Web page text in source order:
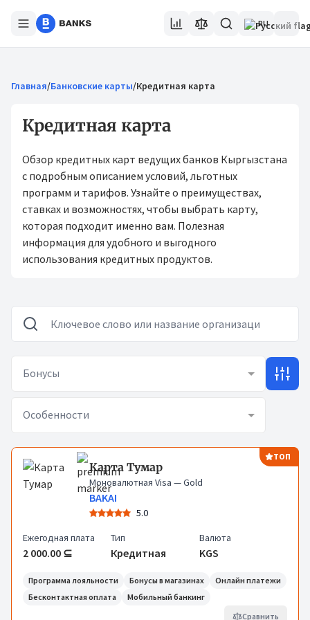
RU
Главная/Банковские карты/Кредитная карта
Кредитная карта
Обзор кредитных карт ведущих банков Кыргызстана
с подробным описанием условий, льготных
программ и тарифов. Узнайте о преимуществах,
ставках и возможностях, чтобы выбрать карту,
которая подходит именно вам. Полезная
информация для удобного и выгодного
использования кредитных продуктов.
Бонусы
Особенности
Карты ТОП
Карта Тумар
Моновалютная Visa — Gold
BAKAI
5.0
Ежегодная плата
2 000.00 ⊆
Тип
Кредитная
Валюта
KGS
Программа лояльности Бонусы в магазинах
Онлайн платежи
Бесконтактная оплата
Мобильный банкинг
Сравнить